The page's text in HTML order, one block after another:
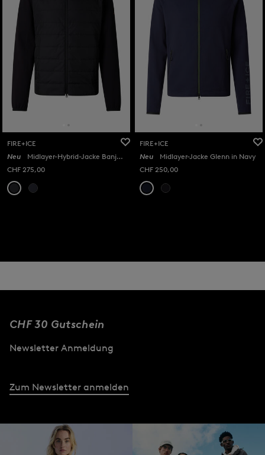
FIRE+ICE
Neu
Midlayer-Hybrid-Jacke Banjan in Schwarz
CHF 275,00
FIRE+ICE
Neu
Midlayer-Jacke Glenn in Navy
CHF 250,00
CHF 30 Gutschein
Newsletter Anmeldung
Zum Newsletter anmelden